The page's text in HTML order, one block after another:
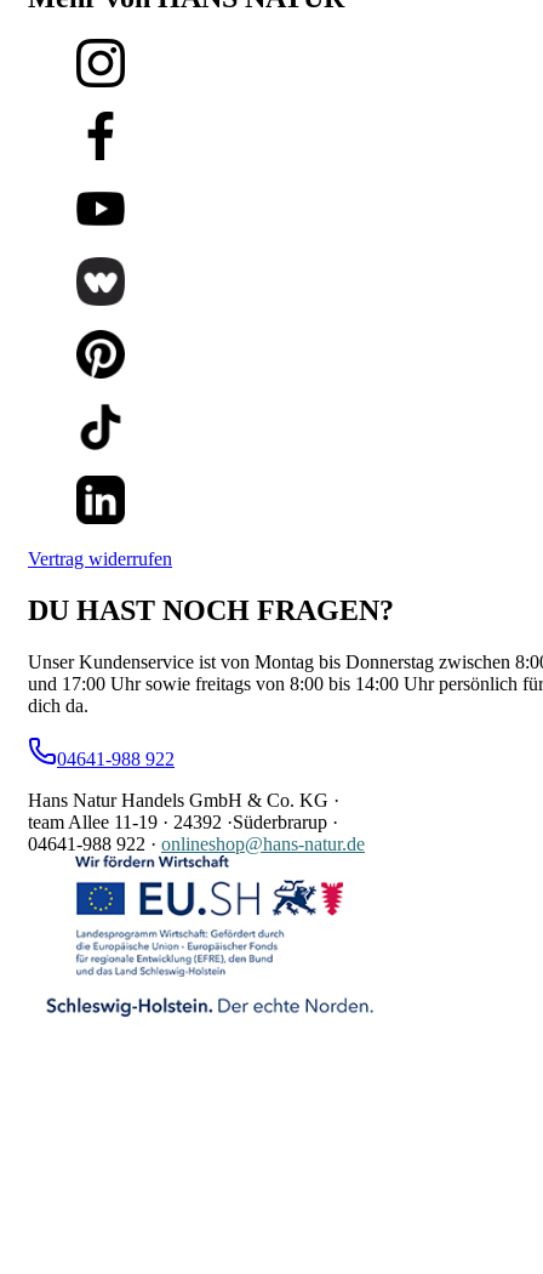
Vertrag widerrufen
DU HAST NOCH FRAGEN?
Unser Kundenservice ist von Montag bis Donnerstag zwischen
und 17:00 Uhr sowie freitags von 8:00 bis 14:00 Uhr persönlich für
dich da.
04641-988 922
Hans Natur Handels GmbH & Co. KG ·
team Allee 11-19 · 24392 ·Süderbrarup ·
04641-988 922 · onlineshop@hans-natur.de